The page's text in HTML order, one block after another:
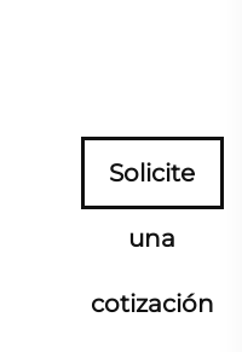
Solicite
una
cotización